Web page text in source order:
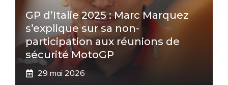
GP d’Italie 2025 : Marc Marquez
s’explique sur sa non-
participation aux réunions de
sécurité MotoGP
29 mai 2026